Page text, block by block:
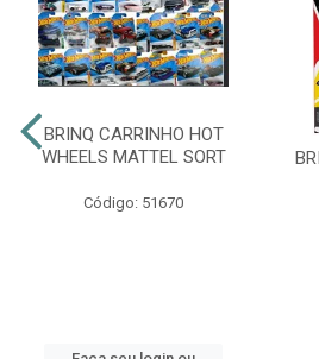
BRINQ CARRINHO HOT
WHEELS MATTEL SORT
Código: 51670